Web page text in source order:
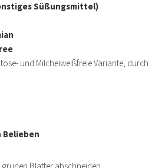
Süßungsmittel)
und Milcheiweißfreie Variante, durch
Belieben